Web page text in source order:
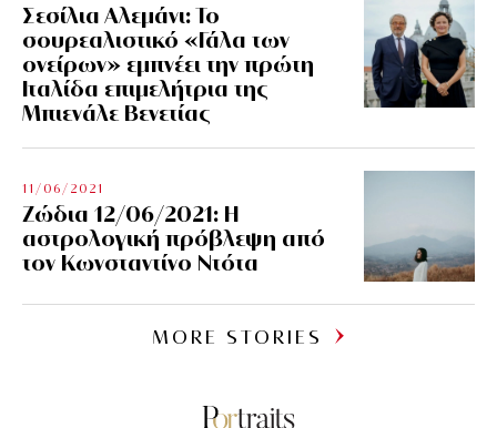
Σεσίλια Αλεμάνι: Το
σουρεαλιστικό «Γάλα των
ονείρων» εμπνέει την πρώτη
Ιταλίδα επιμελήτρια της
Μπιενάλε Βενετίας
11/06/2021
Ζώδια 12/06/2021: Η
αστρολογική πρόβλεψη από
τον Κωνσταντίνο Ντότα
MORE STORIES